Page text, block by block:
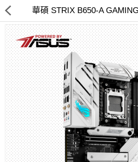
客訂商品
筆電
超值DIY主機
迷你PC專區
華碩品牌桌上型組裝機
華碩 STRIX B650-A